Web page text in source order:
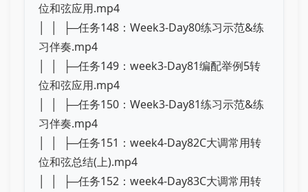
位和弦应用.mp4
│ │ ├─任务148：Week3-Day80练习示范&练
习伴奏.mp4
│ │ ├─任务149：week3-Day81编配举例5转
位和弦应用.mp4
│ │ ├─任务150：Week3-Day81练习示范&练
习伴奏.mp4
│ │ ├─任务151：week4-Day82C大调常用转
位和弦总结(上).mp4
│ │ ├─任务152：week4-Day83C大调常用转